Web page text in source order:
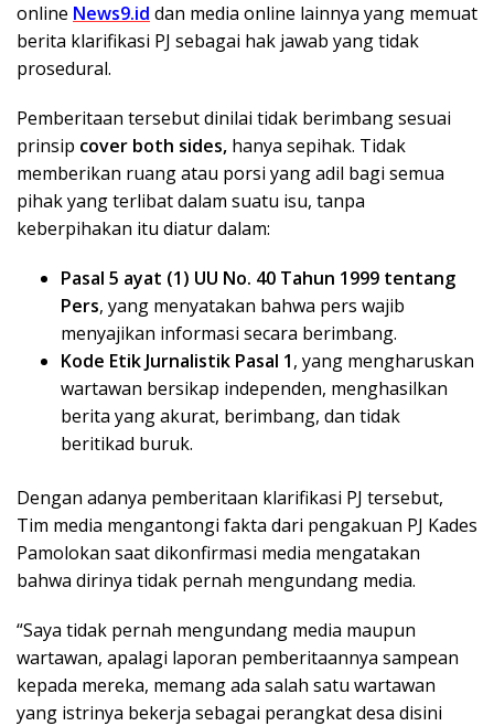
online News9.id dan media online lainnya yang memuat
berita klarifikasi PJ sebagai hak jawab yang tidak
prosedural.
Pemberitaan tersebut dinilai tidak berimbang sesuai
prinsip cover both sides, hanya sepihak. Tidak
memberikan ruang atau porsi yang adil bagi semua
pihak yang terlibat dalam suatu isu, tanpa
keberpihakan itu diatur dalam:
Pasal 5 ayat (1) UU No. 40 Tahun 1999 tentang
Pers, yang menyatakan bahwa pers wajib
menyajikan informasi secara berimbang.
Kode Etik Jurnalistik Pasal 1, yang mengharuskan
wartawan bersikap independen, menghasilkan
berita yang akurat, berimbang, dan tidak
beritikad buruk.
Dengan adanya pemberitaan klarifikasi PJ tersebut,
Tim media mengantongi fakta dari pengakuan PJ Kades
Pamolokan saat dikonfirmasi media mengatakan
bahwa dirinya tidak pernah mengundang media.
“Saya tidak pernah mengundang media maupun
wartawan, apalagi laporan pemberitaannya sampean
kepada mereka, memang ada salah satu wartawan
yang istrinya bekerja sebagai perangkat desa disini